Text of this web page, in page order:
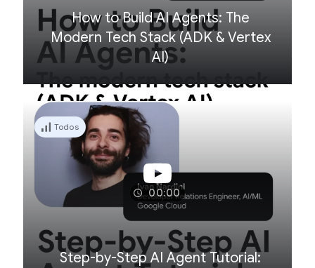
How to Build AI Agents: The
Modern Tech Stack (ADK & Vertex
AI)
Todos
00:00
Step-by-Step AI Agent Tutorial: